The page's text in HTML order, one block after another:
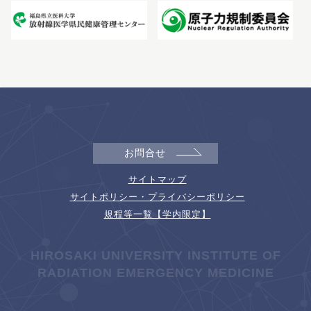
お問合せ
サイトマップ
サイトポリシー・プライバシーポリシー
規程等一覧【学内限定】
HIROSAKI UNIVERSITY INSTITUTE OF
RADIATION EMERGENCY MEDICINE